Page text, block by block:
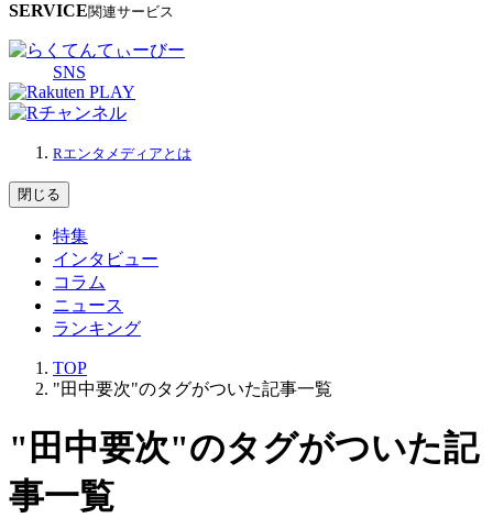
SERVICE関連サービス
SNS
Rエンタメディアとは
閉じる
特集
インタビュー
コラム
ニュース
ランキング
TOP
"田中要次"のタグがついた記事一覧
"田中要次"のタグがついた記
事一覧